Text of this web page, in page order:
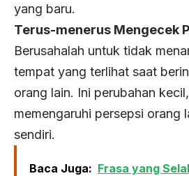
yang baru.
Terus-menerus Mengecek
Berusahalah untuk tidak
tempat yang terlihat saat
orang lain. Ini perubahan
memengaruhi persepsi orang
sendiri.
Baca Juga: Frasa yang